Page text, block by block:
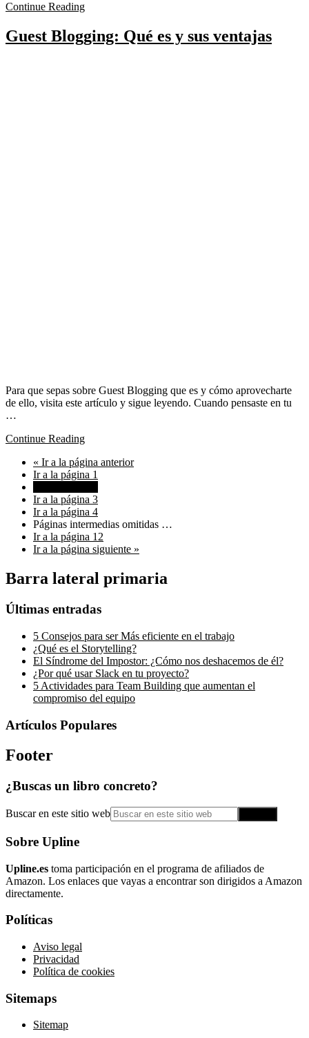
Continue Reading
Guest Blogging: Qué es y sus ventajas
Para que sepas sobre Guest Blogging que es y cómo aprovecharte
de ello, visita este artículo y sigue leyendo. Cuando pensaste en tu
…
Continue Reading
« Ir a la página anterior
Ir a la página 1
Ir a la página 3
Ir a la página 4
Páginas intermedias omitidas …
Ir a la página 12
Ir a la página siguiente »
Barra lateral primaria
Últimas entradas
5 Consejos para ser Más eficiente en el trabajo
¿Qué es el Storytelling?
El Síndrome del Impostor: ¿Cómo nos deshacemos de él?
¿Por qué usar Slack en tu proyecto?
5 Actividades para Team Building que aumentan el
compromiso del equipo
Artículos Populares
Footer
¿Buscas un libro concreto?
Buscar en este sitio web
Sobre Upline
Upline.es toma participación en el programa de afiliados de
Amazon. Los enlaces que vayas a encontrar son dirigidos a Amazon
directamente.
Políticas
Aviso legal
Privacidad
Política de cookies
Sitemaps
Sitemap